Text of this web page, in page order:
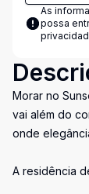
As
possa
Morar no
vai além do
onde
A residência